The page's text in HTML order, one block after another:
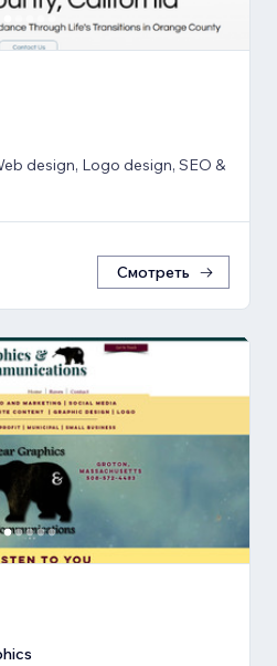
design, Logo design, SEO &
Смотреть